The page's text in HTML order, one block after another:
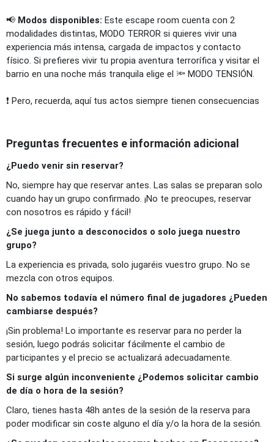
📢 Modos disponibles: Este escape room cuenta con 2
modalidades distintas, MODO TERROR si quieres vivir una
experiencia más intensa, cargada de impactos y contacto
físico. Si prefieres vivir tu propia aventura terrorífica y visitar el
barrio en una noche más tranquila elige el 🔦 MODO TENSIÓN.
❗ Pero, recuerda, aquí tus actos siempre tienen consecuencias
Preguntas frecuentes e información adicional
¿Puedo venir sin reservar?
No, siempre hay que reservar antes. Las salas se preparan solo
cuando hay un grupo confirmado. ¡No te preocupes, reservar
con nosotros es rápido y fácil!
¿Se juega junto a desconocidos o solo juega nuestro
grupo?
La experiencia es privada, solo jugaréis vuestro grupo. No se
mezcla con otros equipos.
No sabemos todavía el número final de jugadores ¿Pueden
cambiarse después?
¡Sin problema! Lo importante es reservar para no perder la
sesión, luego podrás solicitar fácilmente el cambio de
participantes y el precio se actualizará adecuadamente.
Si surge algún inconveniente ¿Podemos solicitar cambio
de día o hora de la sesión?
Claro, tienes hasta 48h antes de la sesión de la reserva para
poder modificar sin coste alguno el día y/o la hora de la sesión.